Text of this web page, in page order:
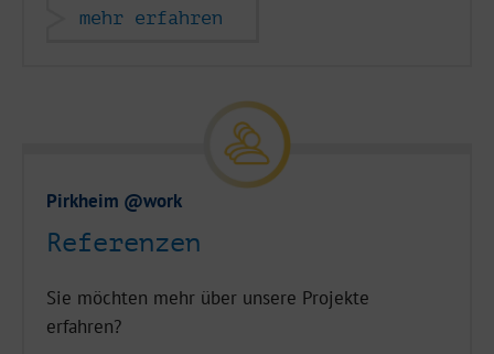
mehr erfahren
Pirkheim @work
Referenzen
Sie möchten mehr über unsere Projekte
erfahren?